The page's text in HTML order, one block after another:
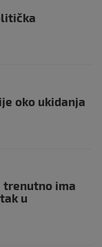
oko ukidanja
trenutno ima
u